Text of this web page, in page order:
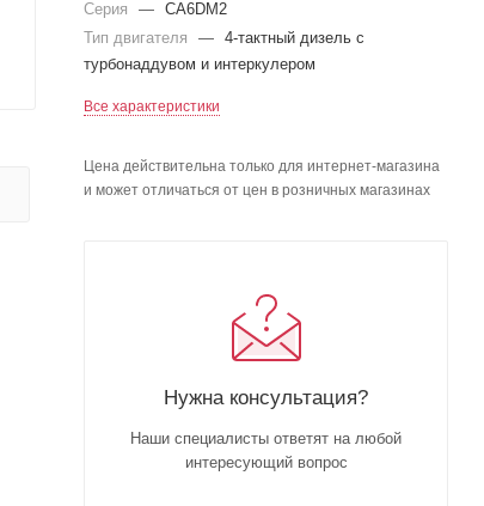
Серия
— CA6DM2
Тип двигателя
— 4-тактный дизель с
турбонаддувом и интеркулером
Все характеристики
Цена действительна только для интернет-магазина
и может отличаться от цен в розничных магазинах
Нужна консультация?
Наши специалисты ответят на любой
интересующий вопрос